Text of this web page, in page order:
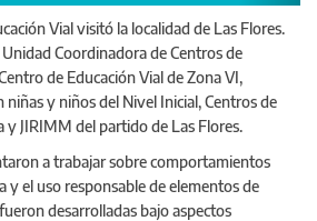
Vial visitó la localidad de Las Flores.
Coordinadora de Centros de
de Educación Vial de Zona VI,
niñas y niños del Nivel Inicial, Centros de
JIRIMM del partido de Las Flores.
a trabajar sobre comportamientos
y el uso responsable de elementos de
desarrolladas bajo aspectos